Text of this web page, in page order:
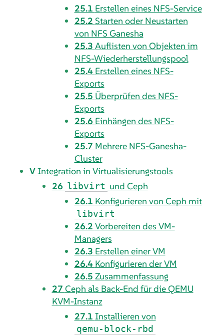
25.1 Erstellen eines NFS-Service
25.2 Starten oder Neustarten
von NFS Ganesha
25.3 Auflisten von Objekten im
NFS-Wiederherstellungspool
25.4 Erstellen eines NFS-
Exports
25.5 Überprüfen des NFS-
Exports
25.6 Einhängen des NFS-
Exports
25.7 Mehrere NFS-Ganesha-
Cluster
VIntegration in Virtualisierungstools
26 libvirt und Ceph
26.1 Konfigurieren von Ceph mit
libvirt
26.2 Vorbereiten des VM-
Managers
26.3 Erstellen einer VM
26.4 Konfigurieren der VM
26.5 Zusammenfassung
27 Ceph als Back-End für die QEMU
KVM-Instanz
27.1 Installieren von
qemu-block-rbd